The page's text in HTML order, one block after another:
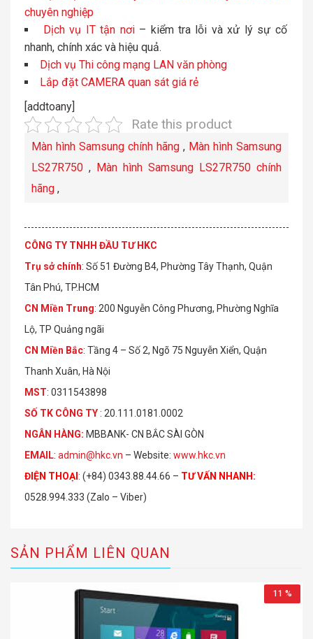
chuyên nghiệp
Dịch vụ IT tận nơi – kiểm tra lỗi và xử lý sự cố
nhanh, chính xác và hiệu quả.
Dịch vụ Thi công mạng LAN văn phòng
Lắp đặt CAMERA quan sát giá rẻ
[addtoany]
Rate this product
Màn hình Samsung chính hãng , Màn hình Samsung
LS27R750 , Màn hình Samsung LS27R750 chính
hãng ,
CÔNG TY TNHH ĐẦU TƯ HKC
Trụ sở chính: Số 51 Đường B4, Phường Tây Thạnh, Quận
Tân Phú, TP.HCM
CN Miền Trung: 200 Nguyễn Công Phương, Phường Nghĩa
Lộ, TP Quảng ngãi
CN Miền Bắc: Tầng 4 – Số 2, Ngõ 75 Nguyễn Xiển, Quận
Thanh Xuân, Hà Nội
MST: 0311543898
SỐ TK CÔ NG TY : 20.111.0181.0002
NGÂN HÀNG: MBBANK- CN BẮC SÀI GÒN
EMAIL: admin@hkc.vn – Website: www.hkc.vn
ĐIỆN THOẠI : (+84) 0343.88.44.66 – TƯ VẤN NHANH :
0528.994.333 (Zalo – Viber)
SẢN PHẨM LIÊN QUAN
11 %